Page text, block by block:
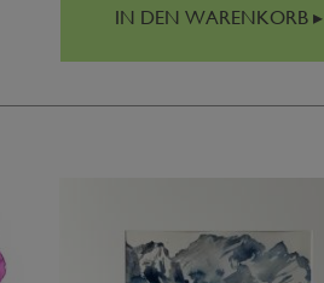
IN DEN WARENKORB ▸